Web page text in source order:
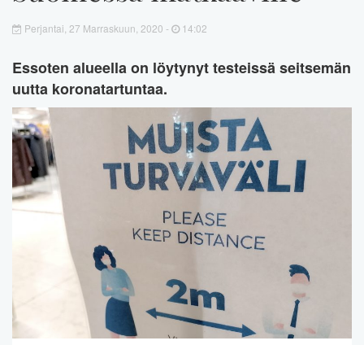
Perjantai, 27 Marraskuun, 2020 - 14:02
Essoten alueella on löytynyt testeissä seitsemän
uutta koronatartuntaa.